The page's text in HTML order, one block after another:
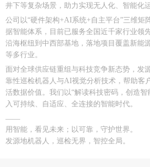
井下等复杂场景，助力实现无人化、智能化运
公司以“硬件架构+AI系统+自主平台”三维矩
据智能体系，目前已服务全国近千家行业领
沿海枢纽到中西部基地，落地项目覆盖新能
等多行业。
面对全球供应链重组与科技竞争新态势，发
靠性巡检机器人与AI视觉分析技术，帮助客
活数据价值。我们以“解读科技密码，创造
入可持续、自适应、全连接的智能时代。
——
用智能，看见未来；以可靠，守护世界。
发源地机器人，巡检无界，智控全局。